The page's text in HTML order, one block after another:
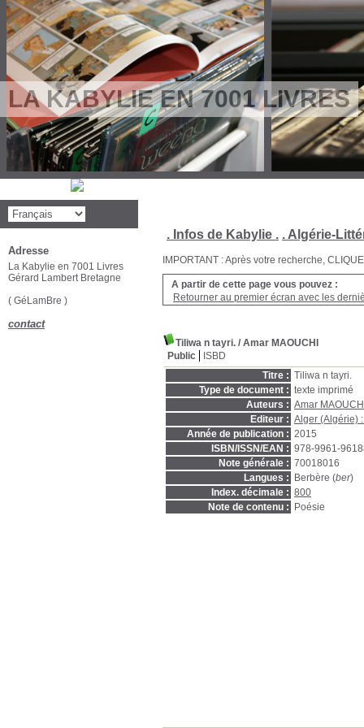
LA KABYLIE EN 7001 LIVRES
. Infos de Kabylie . . Algérie-
IMPORTANT : Après votre recherche,
A partir de cette page vous pouvez :
Retourner au premier écran avec les
Tiliwa n tayri. / Amar MAOUCHI
Public
ISBD
Titre : Tiliwa n tayri.
Type de document : texte imprimé
Auteurs : Amar
Editeur : Alger (Algérie)
Année de publication : 2015
ISBN/ISSN/EAN : 978-9961-
Note générale : 70018016
Langues :
Berbère (ber)
Index. décimale : 800
Note de contenu :
Poésie
Adresse
La Kabylie en 7001 Livres
Gérard Lambert Bretagne
( GéLamBre )
contact